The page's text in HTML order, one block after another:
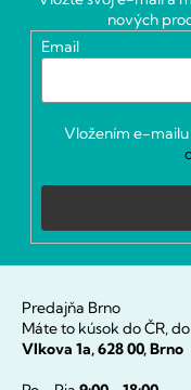
nových
Email
Vložením e-mailu
Predajňa Brno
Máte to kúsok do ČR,
Vlkova 1a, 628 00, Brno